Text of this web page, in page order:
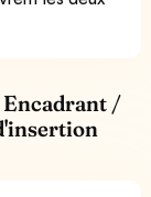
Encadrant /